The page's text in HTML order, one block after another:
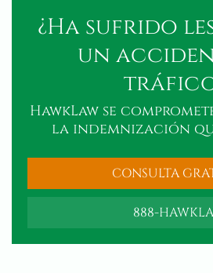
¿Ha sufrido
un
HawkLaw se
la indemnización
CONSULTA
888-